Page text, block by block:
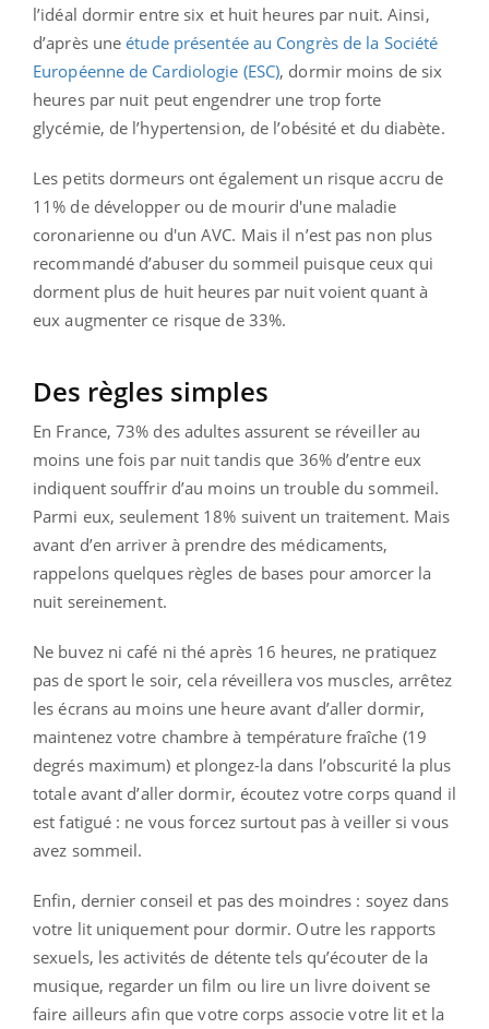
l’idéal dormir entre six et huit heures par nuit. Ainsi,
d’après uneétude présentée au Congrès de la Société
Européenne de Cardiologie (ESC), dormir moins de six
heures par nuit peut engendrer une trop forte
glycémie, de l’hypertension, de l’obésité et du diabète.
Les petits dormeurs ont également un risque accru de
11% de développer ou de mourir d'une maladie
coronarienne ou d'un AVC. Mais il n’est pas non plus
recommandé d’abuser du sommeil puisque ceux qui
dorment plus de huit heures par nuit voient quant à
eux augmenter ce risque de 33%.
Des règles simples
En France, 73% des adultes assurent se réveiller au
moins une fois par nuit tandis que 36% d’entre eux
indiquent souffrir d’au moins un trouble du sommeil.
Parmi eux, seulement 18% suivent un traitement. Mais
avant d’en arriver à prendre des médicaments,
rappelons quelques règles de bases pour amorcer la
nuit sereinement.
Ne buvez ni café ni thé après 16 heures, ne pratiquez
pas de sport le soir, cela réveillera vos muscles, arrêtez
les écrans au moins une heure avant d’aller dormir,
maintenez votre chambre à température fraîche (19
degrés maximum) et plongez-la dans l’obscurité la plus
totale avant d’aller dormir, écoutez votre corps quand il
est fatigué : ne vous forcez surtout pas à veiller si vous
avez sommeil.
Enfin, dernier conseil et pas des moindres : soyez dans
votre lit uniquement pour dormir. Outre les rapports
sexuels, les activités de détente tels qu’écouter de la
musique, regarder un film ou lire un livre doivent se
faire ailleurs afin que votre corps associe votre lit et la